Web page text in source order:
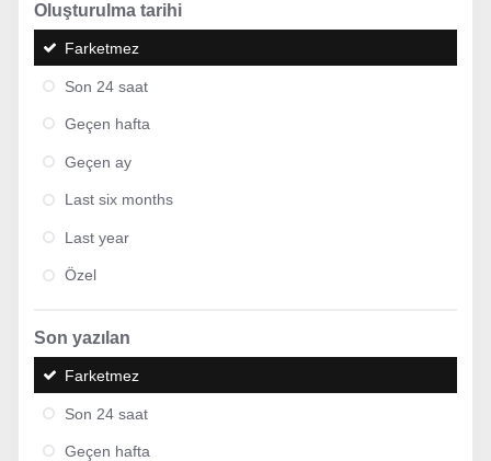
Oluşturulma tarihi
Farketmez
Son 24 saat
Geçen hafta
Geçen ay
Last six months
Last year
Özel
Son yazılan
Farketmez
Son 24 saat
Geçen hafta